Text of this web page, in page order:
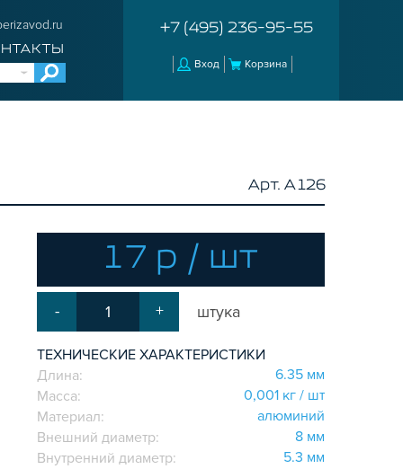
+7 (495) 236-95-55
Вход Корзина
Арт. A126
17 р / шт
- + штука
ТЕХНИЧЕСКИЕ ХАРАКТЕРИСТИКИ
Длина:
6.35 мм
Масса:
0,001 кг / шт
Материал:
алюминий
Внешний диаметр:
8 мм
Внутренний диаметр:
5.3 мм